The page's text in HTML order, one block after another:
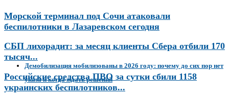
Морской терминал под Сочи атаковали
беспилотники в Лазаревском сегодня
СБП лихорадит: за месяц клиенты Сбера отбили 170
тысяч...
Российские средства ПВО за сутки сбили 1158
украинских беспилотников...
Демобилизация мобилизованы в 2026 году: почему до сих пор нет
указа и когда ждать решений